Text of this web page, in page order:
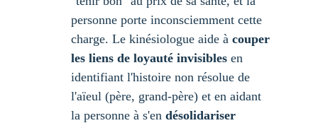
personne porte inconsciemment cette
charge. Le kinésiologue aide à couper
les liens de loyauté invisibles en
identifiant l'histoire non résolue de
l'aïeul (père, grand-père) et en aidant
la personne à s'en désolidariser